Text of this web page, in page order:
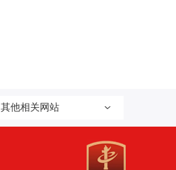
其他相关网站